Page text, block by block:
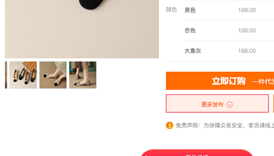
在线下单一件代发，平
网页端
GO2货源APP
两端均可下单，随时随